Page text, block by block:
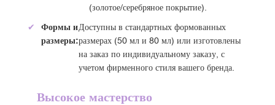
(золотое/серебряное покрытие).
✔
Формы и
размеры:
Доступны в стандартных формованных
размерах (50 мл и 80 мл) или изготовлены
на заказ по индивидуальному заказу, с
учетом фирменного стиля вашего бренда.
Высокое мастерство